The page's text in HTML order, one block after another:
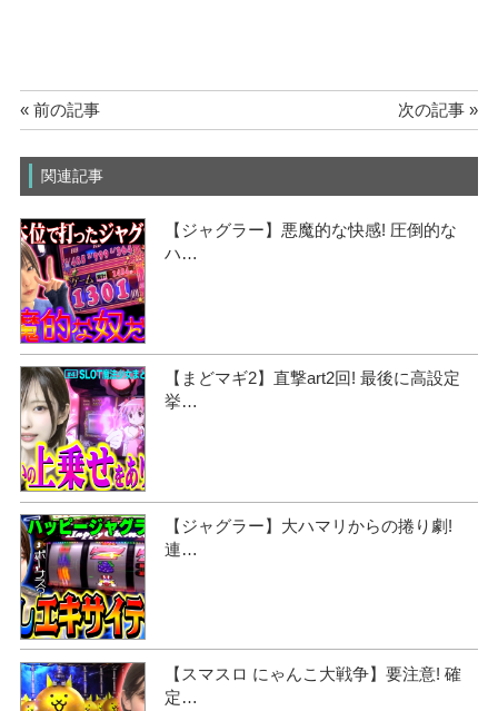
« 前の記事 次の記事 »
関連記事
【ジャグラー】悪魔的な快感! 圧倒的な
ハ…
【まどマギ2】直撃art2回! 最後に高設定
挙…
【ジャグラー】大ハマリからの捲り劇!
連…
【スマスロ にゃんこ大戦争】要注意! 確
定…